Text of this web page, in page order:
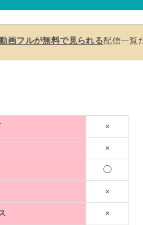
画フルが無料で見られる配信一覧
×
×
◯
×
×